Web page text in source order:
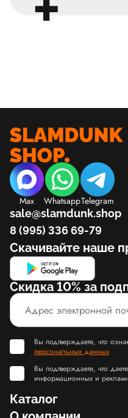
Max WhatsappTelegram
sale@slamdunk.shop
8 (995) 336 69-79
Скачивайте наше
Скидка 10% за
Вы подтверждаете, что
персональных данных
Вы подтверждаете, что
информационных и
Каталог